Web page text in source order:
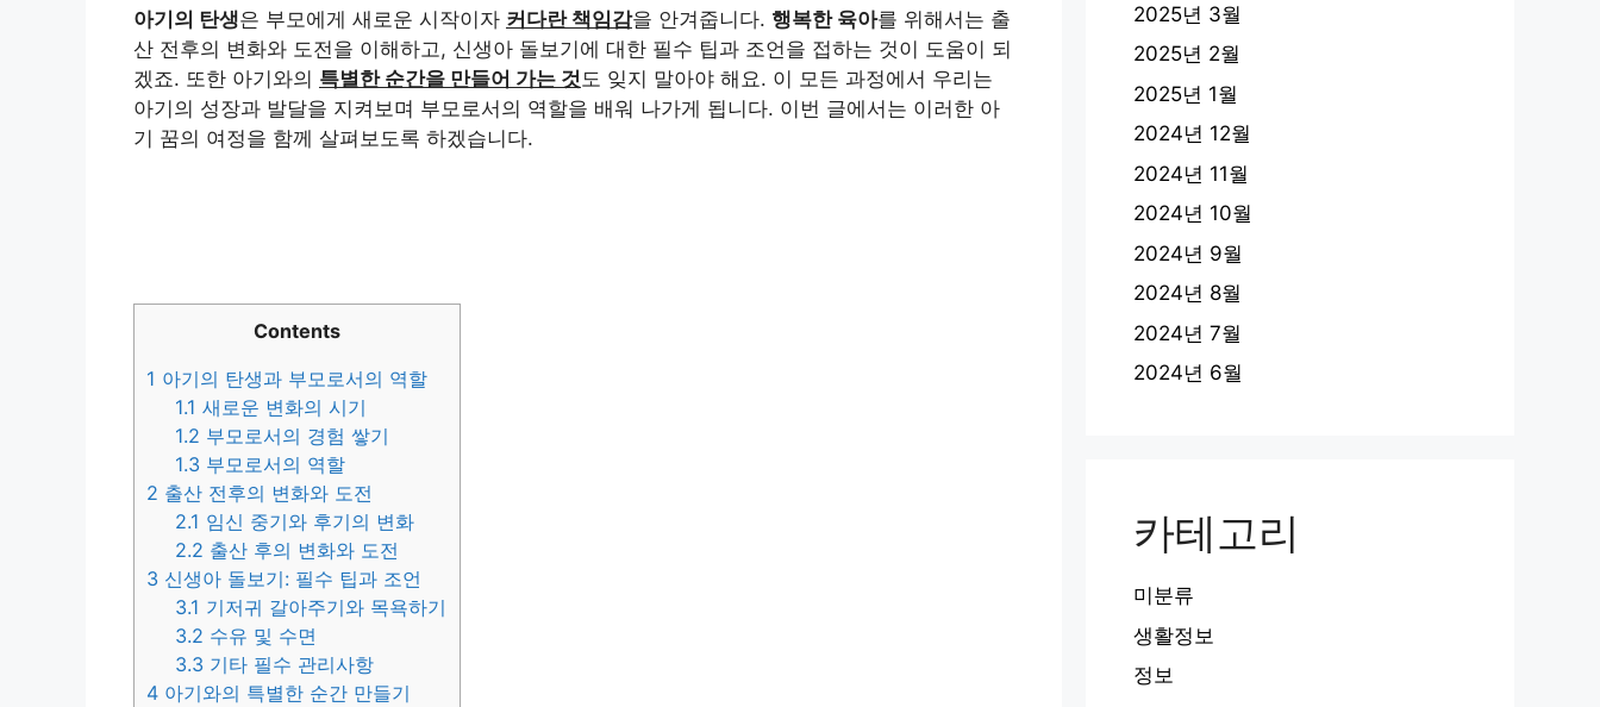
아기의 탄생은 부모에게 새로운 시작이자 커다란 책임감을 안겨줍니다. 행복한 육아를 위해서는 출
산 전후의 변화와 도전을 이해하고, 신생아 돌보기에 대한 필수 팁과 조언을 접하는 것이 도움이 되
겠죠. 또한 아기와의 특별한 순간을 만들어 가는 것 도 잊지 말아야 해요. 이 모든 과정에서 우리는
아기의 성장과 발달을 지켜보며 부모로서의 역할을 배워 나가게 됩니다. 이번 글에서는 이러한 아
기 꿈의 여정을 함께 살펴보도록 하겠습니다.
Contents
1 아기의 탄생과 부모로서의 역할
1.1 새로운 변화의 시기
1.2 부모로서의 경험 쌓기
1.3 부모로서의 역할
2 출산 전후의 변화와 도전
2.1 임신 중기와 후기의 변화
2.2 출산 후의 변화와 도전
3 신생아 돌보기: 필수 팁과 조언
3.1 기저귀 갈아주기와 목욕하기
3.2 수유 및 수면
3.3 기타 필수 관리사항
4 아기와의 특별한 순간 만들기
2025년 3월
2025년 2월
2025년 1월
2024년 12월
2024년 11월
2024년 10월
2024년 9월
2024년 8월
2024년 7월
2024년 6월
카테고리
미분류
생활정보
정보